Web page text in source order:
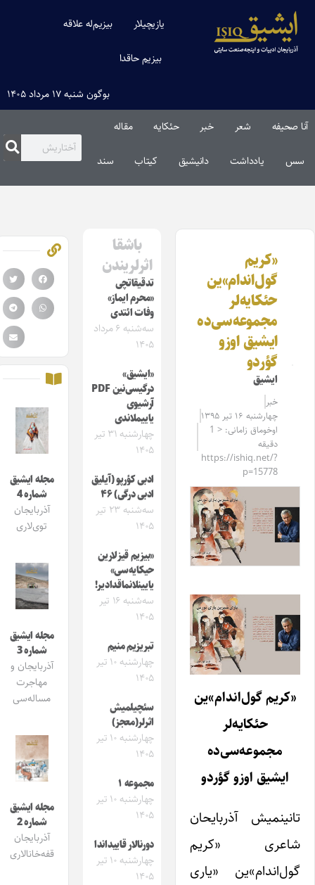
یازیچیلار بیزیم‌له علاقه
بیزیم حاقدا
بوگون شنبه ۱۷ مرداد ۱۴۰۵
آنا صحیفه شعر خبر حئکایه مقاله‌
سس یادداشت دانیشیق کیتاب سند
«کریم
گول‌اندام»‌ین
حئکایه‌لر
مجموعه‌سی‌ده
ایشیق اوزو
گؤردو
ایشیق
خبر
چهارشنبه ۱۶ تیر ۱۳۹۵
اوخوماق زامانی: < 1
دقیقه
https://ishiq.net/?
p=15778
«کریم گول‌اندام»‌ین
حئکایه‌لر
مجموعه‌سی‌ده
ایشیق اوزو گؤردو
تانینمیش آذربایحان
شاعری «کریم
گول‌اندام‌»ین «یاری
باشقا
اثرلریندن
تدقیقاتچی
«محرم ایماز»
وفات ائتدی
سه‌شنبه ۶ مرداد
۱۴۰۵
«ایشیق»
درگیسی‌نین PDF
آرشیوی
یاییملاندی
چهارشنبه ۳۱ تیر
۱۴۰۵
ادبی کؤرپو (آیلیق
ادبی درگی) ۴۶
سه‌شنبه ۲۳ تیر
۱۴۰۵
«بیزیم قیزلارین
حیکایه‌سی»
یایینلانماقدادیر!
سه‌شنبه ۱۶ تیر
۱۴۰۵
تبریزیم منیم
چهارشنبه ۱۰ تیر
۱۴۰۵
سئچیلمیش
اثرلر(معجز)
چهارشنبه ۱۰ تیر
۱۴۰۵
مجموعه ۱
چهارشنبه ۱۰ تیر
۱۴۰۵
دورنالار قاییداندا
چهارشنبه ۱۰ تیر
۱۴۰۵
مجله ایشیق
شماره 4
آذربایجان
توی‌لاری
مجله ایشیق
شماره 3
آذربایجان و
مهاجرت
مساله‌سی
مجله ایشیق
شماره 2
آذربایجان
قفه‌خانالاری